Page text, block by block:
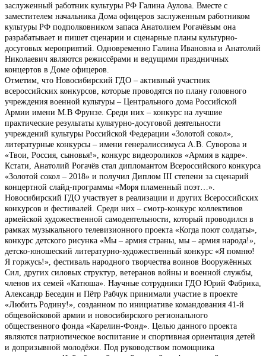
заслуженный работник культуры РФ Галина Аулова. Вместе с
заместителем начальника Дома офицеров заслуженным работником
культуры РФ подполковником запаса Анатолием Рогачёвым она
разрабатывает и пишет сценарии и сценарные планы культурно-
досуговых мероприятий. Одновременно Галина Ивановна и Анатолий
Николаевич являются режиссёрами и ведущими праздничных
концертов в Доме офицеров.
Отметим, что Новосибирский ГДО – активный участник
всероссийских конкурсов, которые проводятся по плану головного
учреждения военной культуры – Центрального дома Российской
Армии имени М.В Фрунзе. Среди них – конкурс на лучшие
практические результаты культурно-досуговой деятельности
учреждений культуры Российской Федерации «Золотой сокол»,
литературные конкурсы – имени генералиссимуса А.В. Суворова и
«Твои, Россия, сыновья!», конкурс видеороликов «Армия в кадре».
Кстати, Анатолий Рогачёв стал дипломантом Всероссийского конкурса
«Золотой сокол – 2018» и получил Диплом III степени за сценарий
концертной слайд-программы «Моря пламенный поэт…».
Новосибирский ГДО участвует в реализации и других Всероссийских
конкурсов и фестивалей. Среди них – смотр-конкурс коллективов
армейской художественной самодеятельности, который проводился в
рамках музыкального телевизионного проекта «Когда поют солдаты»,
конкурс детского рисунка «Мы – армия страны, мы – армия народа!»,
детско-юношеский литературно-художественный конкурс «Я помню!
Я горжусь!», фестиваль народного творчества воинов Вооружённых
Сил, других силовых структур, ветеранов войны и военной службы,
членов их семей «Катюша». Научные сотрудники ГДО Юрий Фабрика,
Александр Беседин и Пётр Рабчук принимали участие в проекте
«Любить Родину!», созданном по инициативе командования 41-й
общевойсковой армии и новосибирского регионального
общественного фонда «Карелин-Фонд». Целью данного проекта
являются патриотическое воспитание и спортивная ориентация детей
и допризывной молодёжи. Под руководством помощника